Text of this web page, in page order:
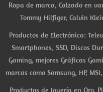
Ropa de marca, Calzado en
Tommy Hilfiger, Calvin
Productos de Electrónica:
Smartphones, SSD, Discos
Gaming, mejores Gráficas
marcas como Samsung, HP,
Productos de Joyería en Oro,